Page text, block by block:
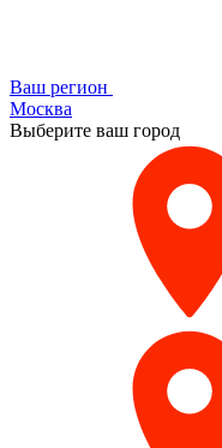
Ваш регион
Москва
Выберите ваш город